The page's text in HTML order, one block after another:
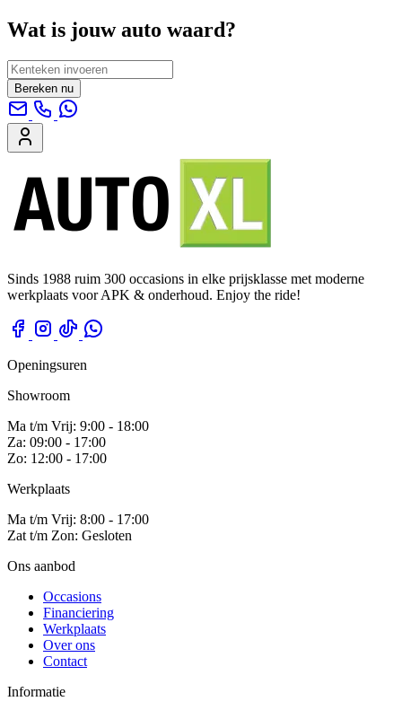
Wat is jouw auto waard?
Bereken nu
Sinds 1988 ruim 300 occasions in elke prijsklasse met moderne
werkplaats voor APK & onderhoud. Enjoy the ride!
Openingsuren
Showroom
Ma t/m Vrij: 9:00 - 18:00
Za: 09:00 - 17:00
Zo: 12:00 - 17:00
Werkplaats
Ma t/m Vrij: 8:00 - 17:00
Zat t/m Zon: Gesloten
Ons aanbod
Occasions
Financiering
Werkplaats
Over ons
Contact
Informatie